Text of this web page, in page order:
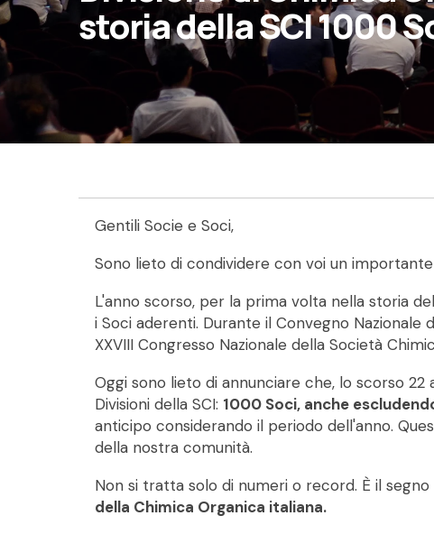
storia della SCI 1000
Gentili Socie e Soci,
Sono lieto di condividere con voi un
L'anno scorso, per la prima volta nella storia
i Soci aderenti. Durante il Convegno Nazionale
XXVIII Congresso Nazionale della Società
Oggi sono lieto di annunciare che, lo scorso
Divisioni della SCI: 1000 Soci, anche
anticipo considerando il periodo dell'anno.
della nostra comunità.
Non si tratta solo di numeri o record. È il
della Chimica Organica italiana.